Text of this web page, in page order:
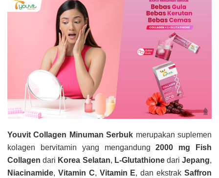
Youvit Collagen Minuman Serbuk merupakan suplemen
kolagen bervitamin yang mengandung 2000 mg Fish
Collagen dari Korea Selatan, L-GlutathionedariJepang,
Niacinamide, Vitamin C, Vitamin E, dan ekstrakSaffron